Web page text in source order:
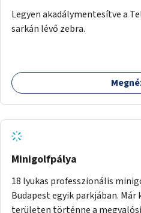
Legyen akadálymentesítve a
sarkán lévő zebra.
Minigolfpálya
18 lyukas professzionális
Budapest egyik parkjában.
területen történne a